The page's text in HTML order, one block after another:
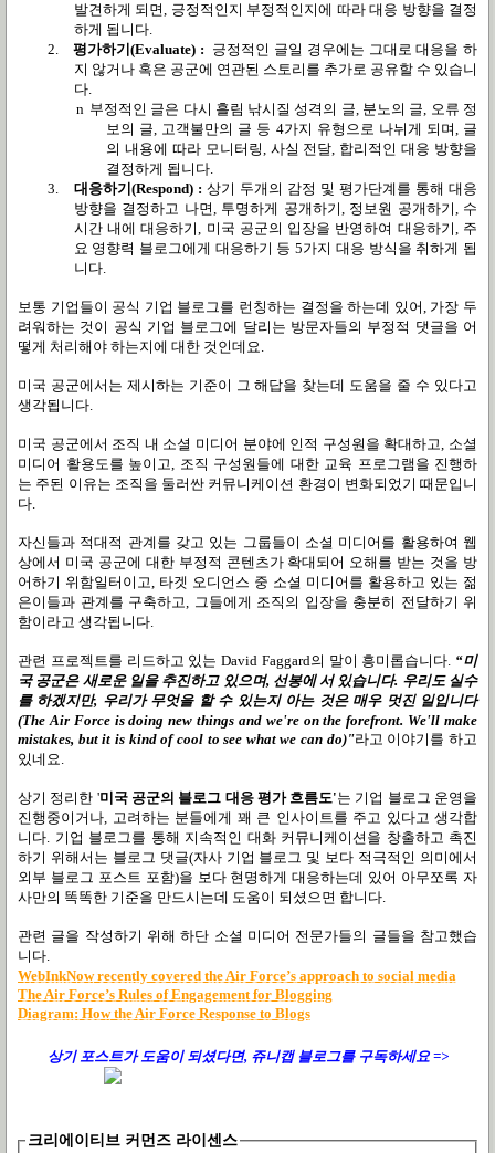
발견하게 되면, 긍정적인지 부정적인지에 따라 대응 방향을 결정
하게 됩니다.
2.
평가하기(Evaluate) : 긍정적인 글일 경우에는 그대로 대응을 하
지 않거나 혹은 공군에 연관된 스토리를 추가로 공유할 수 있습니
다.
n 부정적인 글은 다시 흘림 낚시질 성격의 글, 분노의 글, 오류 정
보의 글, 고객불만의 글 등 4가지 유형으로 나뉘게 되며, 글
의 내용에 따라 모니터링, 사실 전달, 합리적인 대응 방향을
결정하게 됩니다.
3.
대응하기(Respond) : 상기 두개의 감정 및 평가단계를 통해 대응
방향을 결정하고 나면, 투명하게 공개하기, 정보원 공개하기, 수
시간 내에 대응하기, 미국 공군의 입장을 반영하여 대응하기, 주
요 영향력 블로그에게 대응하기 등 5가지 대응 방식을 취하게 됩
니다.
보통 기업들이 공식 기업 블로그를 런칭하는 결정을 하는데 있어, 가장 두
려워하는 것이 공식 기업 블로그에 달리는 방문자들의 부정적 댓글을 어
떻게 처리해야 하는지에 대한 것인데요.
미국 공군에서는 제시하는 기준이 그 해답을 찾는데 도움을 줄 수 있다고
생각됩니다.
미국 공군에서 조직 내 소셜 미디어 분야에 인적 구성원을 확대하고, 소셜
미디어 활용도를 높이고, 조직 구성원들에 대한 교육 프로그램을 진행하
는 주된 이유는 조직을 둘러싼 커뮤니케이션 환경이 변화되었기 때문입니
다.
자신들과 적대적 관계를 갖고 있는 그룹들이 소셜 미디어를 활용하여 웹
상에서 미국 공군에 대한 부정적 콘텐츠가 확대되어 오해를 받는 것을 방
어하기 위함일터이고, 타겟 오디언스 중 소셜 미디어를 활용하고 있는 젊
은이들과 관계를 구축하고, 그들에게 조직의 입장을 충분히 전달하기 위
함이라고 생각됩니다.
관련 프로젝트를 리드하고 있는 David Faggard의 말이 흥미롭습니다. “미
국 공군은 새로운 일을 추진하고 있으며, 선봉에 서 있습니다. 우리도 실수
를 하겠지만, 우리가 무엇을 할 수 있는지 아는 것은 매우 멋진 일입니다
(The Air Force is doing new things and we're on the forefront. We'll make
mistakes, but it is kind of cool to see what we can do)"라고 이야기를 하고
있네요.
상기 정리한 '미국 공군의 블로그 대응 평가 흐름도'는 기업 블로그 운영을
진행중이거나, 고려하는 분들에게 꽤 큰 인사이트를 주고 있다고 생각합
니다. 기업 블로그를 통해 지속적인 대화 커뮤니케이션을 창출하고 촉진
하기 위해서는 블로그 댓글(자사 기업 블로그 및 보다 적극적인 의미에서
외부 블로그 포스트 포함)을 보다 현명하게 대응하는데 있어 아무쪼록 자
사만의 똑똑한 기준을 만드시는데 도움이 되셨으면 합니다.
관련 글을 작성하기 위해 하단 소셜 미디어 전문가들의 글들을 참고했습
니다.
WebInkNow recently covered the Air Force’s approach to social media
The Air Force’s Rules of Engagement for Blogging
Diagram: How the Air Force Response to Blogs
상기 포스트가 도움이 되셨다면, 쥬니캡 블로그를구독하세요 =>
크리에이티브 커먼즈 라이센스